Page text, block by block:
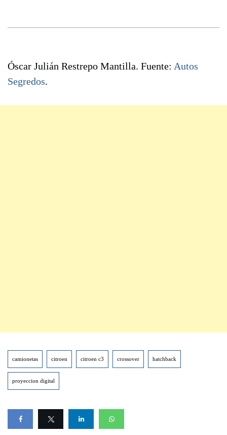
Óscar Julián Restrepo Mantilla. Fuente: Autos
Segredos.
camionetas citroen citroen c3 crossover hatchback
proyeccion digital